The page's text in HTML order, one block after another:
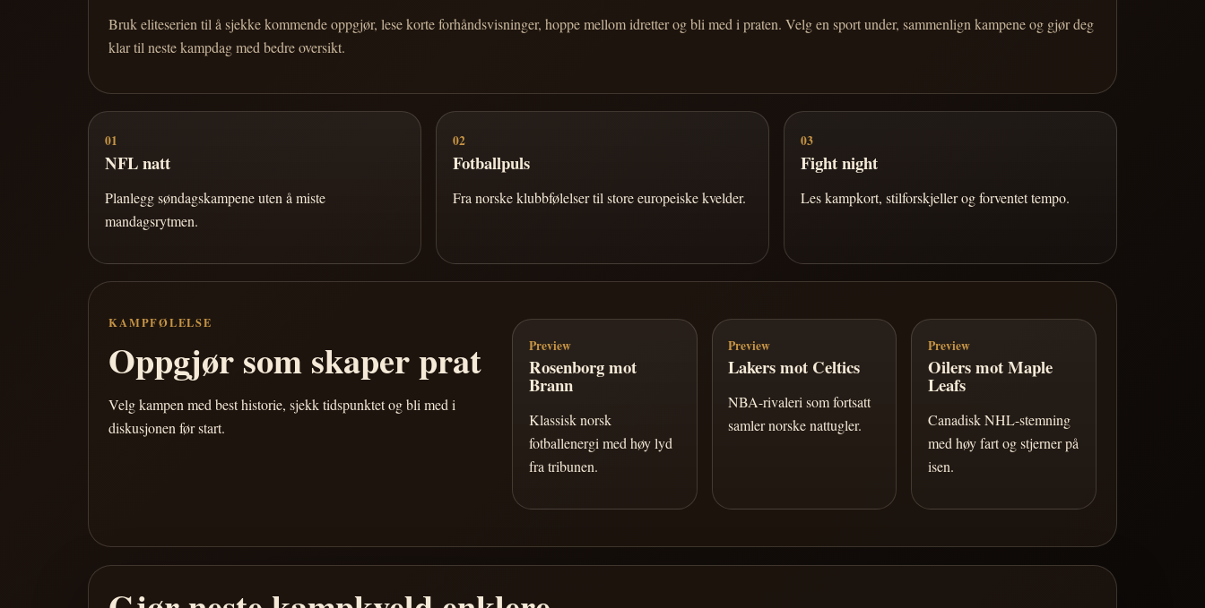
Bruk eliteserien til å sjekke kommende oppgjør, lese korte forhåndsvisninger, hoppe mellom idretter og bli med i praten. Velg en sport under, sammenlign kampene og gjør deg
klar til neste kampdag med bedre oversikt.
01
NFL natt
Planlegg søndagskampene uten å miste
mandagsrytmen.
02
Fotballpuls
Fra norske klubbfølelser til store europeiske kvelder.
03
Fight night
Les kampkort, stilforskjeller og forventet tempo.
KAMPFØLELSE
Oppgjør som skaper prat
Velg kampen med best historie, sjekk tidspunktet og bli med i
diskusjonen før start.
Preview
Rosenborg mot
Brann
Klassisk norsk
fotballenergi med høy lyd
fra tribunen.
Preview
Lakers mot Celtics
NBA-rivaleri som fortsatt
samler norske nattugler.
Preview
Oilers mot Maple
Leafs
Canadisk NHL-stemning
med høy fart og stjerner på
isen.